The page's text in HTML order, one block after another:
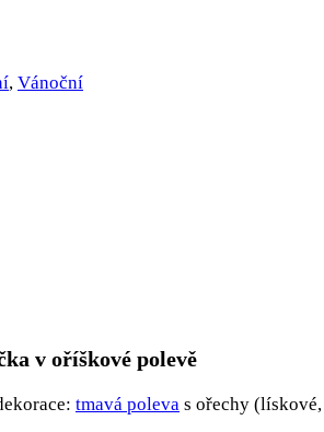
, Vánoční
v oříškové polevě
tmavá poleva s ořechy